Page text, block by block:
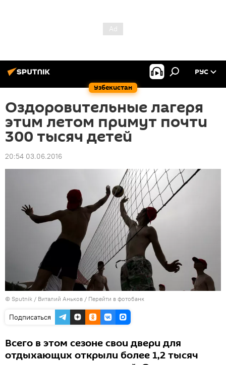
Узбекистан
РУС
Оздоровительные лагеря
этим летом примут почти
300 тысяч детей
20:54 03.06.2016
© Sputnik / Виталий Аньков / Перейти в фотобанк
Подписаться
Всего в этом сезоне свои двери для
отдыхающих открыли более 1,2 тысяч